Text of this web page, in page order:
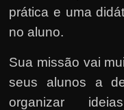
prática e uma
no aluno.
Sua missão vai
seus alunos a
organizar